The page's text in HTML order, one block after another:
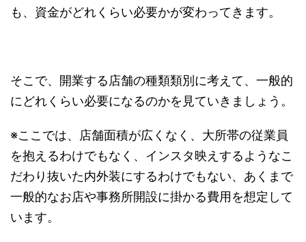
も、資金がどれくらい必要かが変わってきます。
そこで、開業する店舗の種類類別に考えて、一般的
にどれくらい必要になるのかを見ていきましょう。
※ここでは、店舗面積が広くなく、大所帯の従業員
を抱えるわけでもなく、インスタ映えするようなこ
だわり抜いた内外装にするわけでもない、あくまで
一般的なお店や事務所開設に掛かる費用を想定して
います。